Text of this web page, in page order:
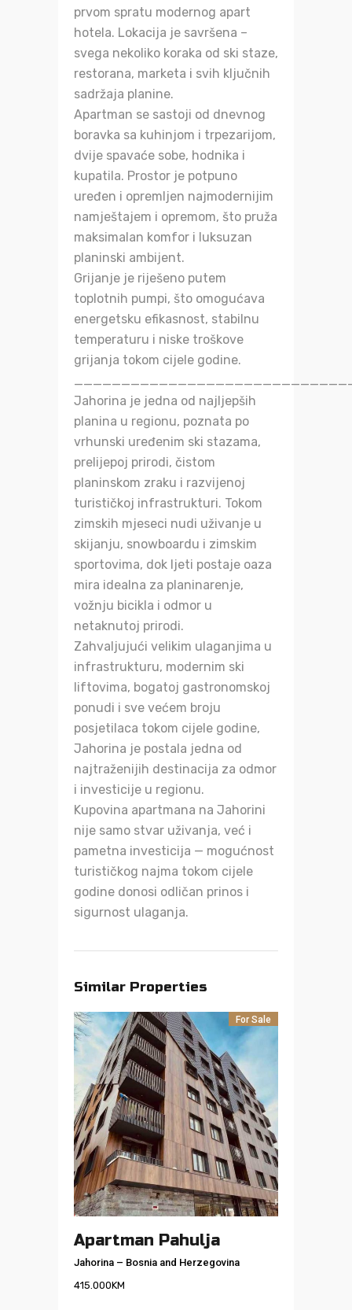
prvom spratu modernog apart
hotela. Lokacija je savršena –
svega nekoliko koraka od ski staze,
restorana, marketa i svih ključnih
sadržaja planine.
Apartman se sastoji od dnevnog
boravka sa kuhinjom i trpezarijom,
dvije spavaće sobe, hodnika i
kupatila. Prostor je potpuno
uređen i opremljen najmodernijim
namještajem i opremom, što pruža
maksimalan komfor i luksuzan
planinski ambijent.
Grijanje je riješeno putem
toplotnih pumpi, što omogućava
energetsku efikasnost, stabilnu
temperaturu i niske troškove
grijanja tokom cijele godine.
Jahorina je jedna od najljepših
planina u regionu, poznata po
vrhunski uređenim ski stazama,
prelijepoj prirodi, čistom
planinskom zraku i razvijenoj
turističkoj infrastrukturi. Tokom
zimskih mjeseci nudi uživanje u
skijanju, snowboardu i zimskim
sportovima, dok ljeti postaje oaza
mira idealna za planinarenje,
vožnju bicikla i odmor u
netaknutoj prirodi.
Zahvaljujući velikim ulaganjima u
infrastrukturu, modernim ski
liftovima, bogatoj gastronomskoj
ponudi i sve većem broju
posjetilaca tokom cijele godine,
Jahorina je postala jedna od
najtraženijih destinacija za odmor
i investicije u regionu.
Kupovina apartmana na Jahorini
nije samo stvar uživanja, već i
pametna investicija — mogućnost
turističkog najma tokom cijele
godine donosi odličan prinos i
sigurnost ulaganja.
Similar Properties
For Sale
Apartman Pahulja
Jahorina – Bosnia and Herzegovina
415.000KM